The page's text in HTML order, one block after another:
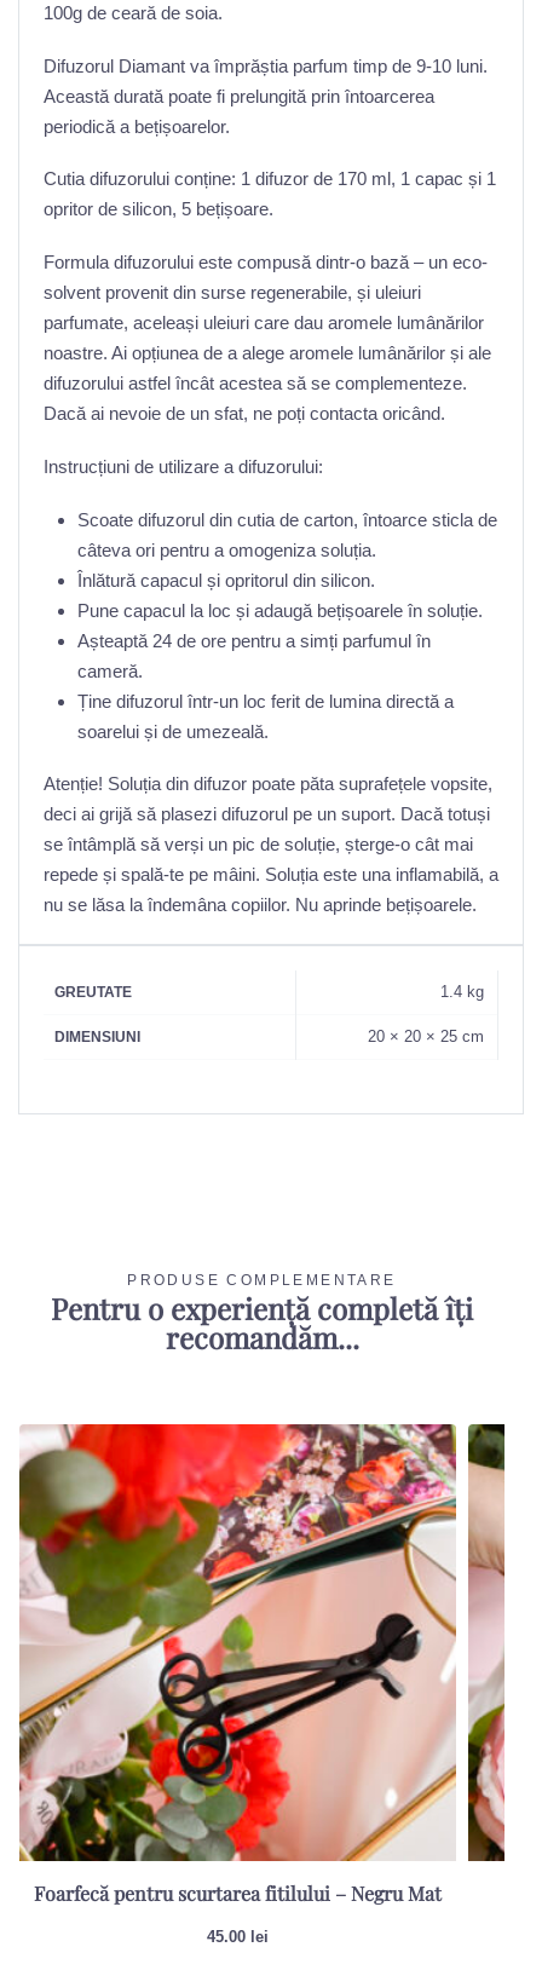
100g de ceară de soia.
Difuzorul Diamant va împrăștia parfum timp de 9-10 luni.
Această durată poate fi prelungită prin întoarcerea
periodică a bețișoarelor.
Cutia difuzorului conține: 1 difuzor de 170 ml, 1 capac și 1
opritor de silicon, 5 bețișoare.
Formula difuzorului este compusă dintr-o bază – un eco-
solvent provenit din surse regenerabile, și uleiuri
parfumate, aceleași uleiuri care dau aromele lumânărilor
noastre. Ai opțiunea de a alege aromele lumânărilor și ale
difuzorului astfel încât acestea să se complementeze.
Dacă ai nevoie de un sfat, ne poți contacta oricând.
Instrucțiuni de utilizare a difuzorului:
Scoate difuzorul din cutia de carton, întoarce sticla de
câteva ori pentru a omogeniza soluția.
Înlătură capacul și opritorul din silicon.
Pune capacul la loc și adaugă bețișoarele în soluție.
Așteaptă 24 de ore pentru a simți parfumul în
cameră.
Ține difuzorul într-un loc ferit de lumina directă a
soarelui și de umezeală.
Atenție! Soluția din difuzor poate păta suprafețele vopsite,
deci ai grijă să plasezi difuzorul pe un suport. Dacă totuși
se întâmplă să verși un pic de soluție, șterge-o cât mai
repede și spală-te pe mâini. Soluția este una inflamabilă, a
nu se lăsa la îndemâna copiilor. Nu aprinde bețișoarele.
GREUTATE 1.4 kg
DIMENSIUNI 20 × 20 × 25 cm
PRODUSE COMPLEMENTARE
Pentru o experiență completă îți
recomandăm...
Foarfecă pentru scurtarea fitilului – Negru Mat
45.00 lei